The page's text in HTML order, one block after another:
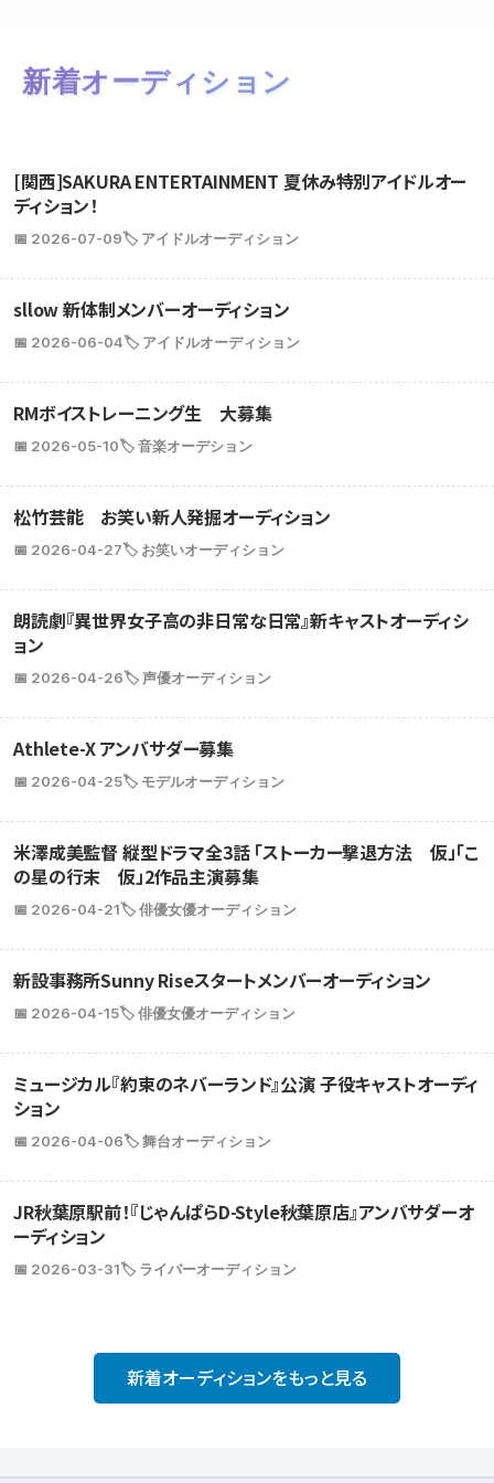
新着オーディション
[関西]SAKURA ENTERTAINMENT 夏休み特別アイドルオー
ディション！
📅 2026-07-09🏷️ アイドルオーディション
sllow 新体制メンバーオーディション
📅 2026-06-04🏷️ アイドルオーディション
RMボイストレーニング生 大募集
📅 2026-05-10🏷️ 音楽オーデション
松竹芸能 お笑い新人発掘オーディション
📅 2026-04-27🏷️ お笑いオーディション
朗読劇『異世界女子高の非日常な日常』新キャストオーディシ
ョン
📅 2026-04-26🏷️ 声優オーディション
Athlete-X アンバサダー募集
📅 2026-04-25🏷️ モデルオーディション
米澤成美監督 縦型ドラマ全3話 「ストーカー撃退方法 仮」「こ
の星の行末 仮」2作品主演募集
📅 2026-04-21🏷️ 俳優女優オーディション
新設事務所Sunny Riseスタートメンバーオーディション
📅 2026-04-15🏷️ 俳優女優オーディション
ミュージカル『約束のネバーランド』公演 子役キャストオーディ
ション
📅 2026-04-06🏷️ 舞台オーディション
JR秋葉原駅前！『じゃんぱらD-Style秋葉原店』アンバサダーオ
ーディション
📅 2026-03-31🏷️ ライバーオーディション
新着オーディションをもっと見る